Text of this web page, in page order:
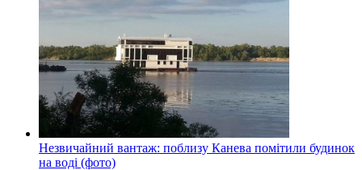
Незвичайний вантаж: поблизу Канева помітили будинок
на воді (фото)